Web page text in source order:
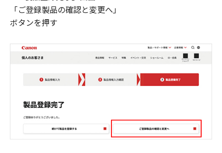
「ご登録製品の確認と変更へ」
ボタンを押す